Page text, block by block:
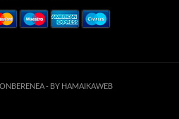
- BY HAMAIKAWEB